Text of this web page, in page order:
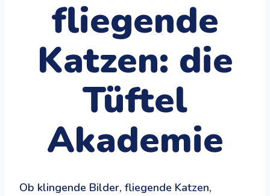
fliegende
Katzen: die
Tüftel
Akademie
Ob klingende Bilder, fliegende Katzen,